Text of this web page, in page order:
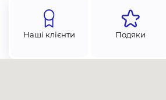
Наші клієнти Подяки